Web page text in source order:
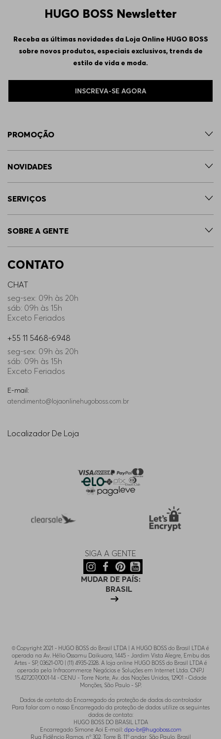
HUGO BOSS Newsletter
Receba as últimas novidades da Loja Online HUGO BOSS
sobre novos produtos, especiais exclusivos, trends de
estilo de vida e moda.
INSCREVA-SE AGORA
PROMOÇÃO
NOVIDADES
SERVIÇOS
SOBRE A GENTE
CONTATO
CHAT
seg-sex: 09h às 20h
sáb: 09h às 15h
Exceto Feriados
+55 11 5468-6948
seg-sex: 09h às 20h
sáb: 09h às 15h
Exceto Feriados
E-mail:
atendimento@lojaonlinehugoboss.com.br
Localizador De Loja
SIGA A GENTE
MUDAR DE PAÍS:
BRASIL
© Copyright 2021 - HUGO BOSS do Brasil LTDA | A HUGO BOSS do Brasil LTDA é
operada na Av. Hélio Ossamu Daikuara, 1445 - Jardim Vista Alegre, Embu das
Artes - SP, 03621-070 | (11) 4935-2328. A loja online HUGO BOSS do Brasil LTDA é
operada pela Infracommerce Negócios e Soluções em Internet Ltda. CNPJ
15.427.207/0001-14 - CENU - Torre Norte, Av. das Nações Unidas, 12901 - Cidade
Monções, São Paulo - SP.
.
Dados de contato do Encarregado da proteção de dados do controlador
Para falar com o nosso Encarregado da proteção de dados utilize os seguintes
dados de contato:
HUGO BOSS DO BRASIL LTDA
Encarregado Simone Aoi E-mail: dpo-br@hugoboss.com
Rua Fidêncio Ramos, n° 302, Torre B, 11° andar, São Paulo, Brasil